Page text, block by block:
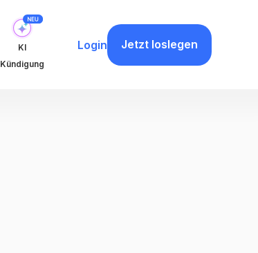
KI
Kündigung
Login Jetzt loslegen